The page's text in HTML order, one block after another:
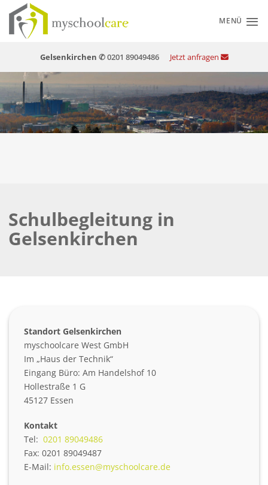
Zum
Inhalt
springen
MENÜ
Gelsenkirchen ✆ 0201 89049486 Jetzt anfragen
Schulbegleitung in
Gelsenkirchen
Standort Gelsenkirchen
myschoolcare West GmbH
Im „Haus der Technik“
Eingang Büro: Am Handelshof 10
Hollestraße 1 G
45127 Essen
Kontakt
Tel: 0201 89049486
Fax: 0201 89049487
E-Mail: info.essen@myschoolcare.de